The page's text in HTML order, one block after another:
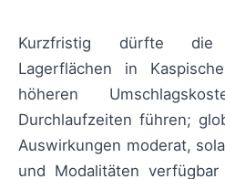
Kurzfristig dürfte die
Lagerflächen in
höheren
Durchlaufzeiten führen;
Auswirkungen moderat,
und Modalitäten